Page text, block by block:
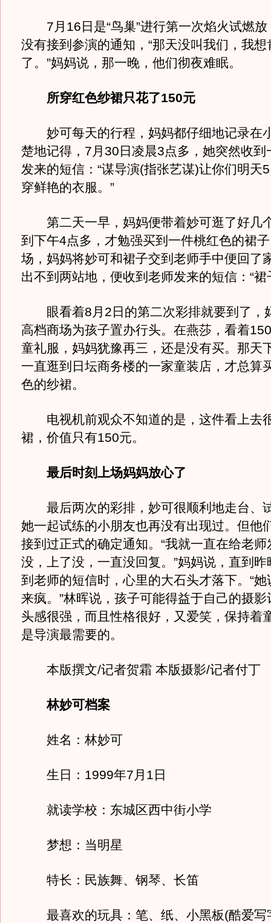
7月16日是“鸟巢”进行第一次焰火试燃放
没有接到参演的通知，“那天没叫我们，我想
了。”妈妈说，那一晚，他们彻夜难眠。
所穿红色纱裙只花了150元
妙可每天的行程，妈妈都仔细地记录在
楚地记得，7月30日凌晨3点多，她突然收到
发来的短信：“谋导演(指张艺谋)让你们明天
穿鲜艳的衣服。”
第二天一早，妈妈便带着妙可逛了好几
到下午4点多，才勉强买到一件桃红色的裙
场，妈妈将妙可和裙子交到老师手中便回了
出不到两站地，便收到老师发来的短信：“裙
眼看着8月2日的第二次彩排就要到了，
高档商场为孩子置办行头。在燕莎，看着
童礼服，妈妈犹豫再三，还是没有买。那天
一直逛到日坛商务楼的一家童装店，才总算
色的纱裙。
电视机前观众不知道的是，这件看上去
裙，价值只有150元。
最后时刻上场妈妈放心了
最后两次的彩排，妙可很顺利地走台、
她一起试练的小朋友也再没有出现过。但他
接到过正式的确定通知。“我就一直在给老
没，上了没，一直没回复。”妈妈说，直到
到老师的短信时，心里的大石头才落下。“
来疯。”林晖说，孩子可能得益于自己的摄
头感很强，而且性格很好，又爱笑，保持着
是导演最需要的。
本版撰文/记者贺霜 本版摄影/记者付丁
林妙可档案
姓名：林妙可
生日：1999年7月1日
就读学校：东城区西中街小学
梦想：当明星
特长：民族舞、钢琴、长笛
最喜欢的玩具：笔、纸、小黑板(酷爱写